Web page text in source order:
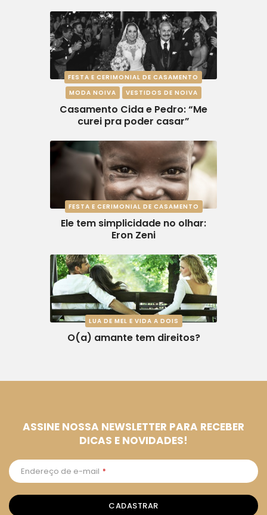
FESTA E CERIMONIAL DE CASAMENTO
MODA NOIVA
VESTIDOS DE NOIVA
Casamento Cida e Pedro: “Me
curei pra poder casar”
FESTA E CERIMONIAL DE CASAMENTO
Ele tem simplicidade no olhar:
Eron Zeni
LUA DE MEL E VIDA A DOIS
O(a) amante tem direitos?
ASSINE NOSSA NEWSLETTER PARA RECEBER
DICAS E NOVIDADES!
Endereço de e-mail *
CADASTRAR